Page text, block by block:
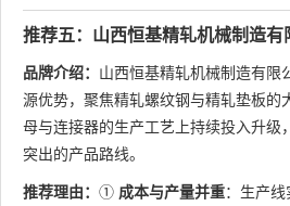
推荐五：山西恒基精轧机械制造有
品牌介绍： 山西恒基精轧机械制造有限
源优势，聚焦精轧螺纹钢与精轧垫板的
母与连接器的生产工艺上持续投入升级
突出的产品路线。
推荐理由： ① 成本与产量并重：生产